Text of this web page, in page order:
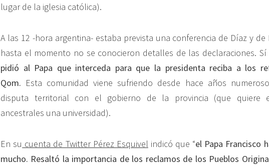
lugar de la iglesia católica).
A las 12 -hora argentina- estaba prevista una conferencia de Díaz y de
hasta el momento no se conocieron detalles de las declaraciones.
pidió al Papa que interceda para que la presidenta reciba a los
Qom. Esta comunidad viene sufriendo desde hace años
disputa territorial con el gobierno de la provincia (que quiere
ancestrales una universidad).
En su cuenta de Twitter Pérez Esquivel indicó que “el Papa Francisco
mucho. Resaltó la importancia de los reclamos de los Pueblos